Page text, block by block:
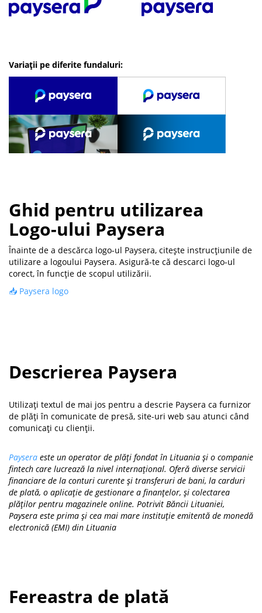
Variații pe diferite fundaluri:
Ghid pentru utilizarea
Logo-ului Paysera
Înainte de a descărca logo-ul Paysera, citește instrucțiunile de
utilizare a logoului Paysera. Asigură-te că descarci logo-ul
corect, în funcție de scopul utilizării.
📥 Paysera logo
Descrierea Paysera
Utilizați textul de mai jos pentru a descrie Paysera ca furnizor
de plăți în comunicate de presă, site-uri web sau atunci când
comunicați cu clienții.
Paysera este un operator de plăți fondat în Lituania și o companie
fintech care lucrează la nivel internațional. Oferă diverse servicii
financiare de la conturi curente și transferuri de bani, la carduri
de plată, o aplicație de gestionare a finanțelor, și colectarea
plăților pentru magazinele online. Potrivit Băncii Lituaniei,
Paysera este prima și cea mai mare instituție emitentă de monedă
electronică (EMI) din Lituania
Fereastra de plată